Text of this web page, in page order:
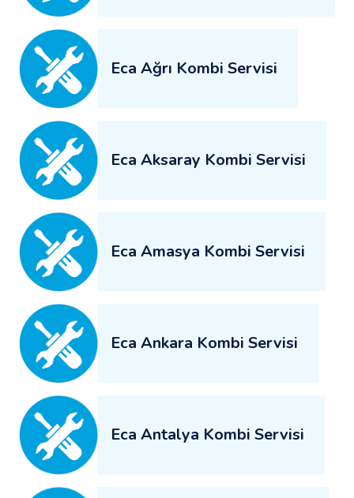
Eca Ağrı Kombi Servisi
Eca Aksaray Kombi Servisi
Eca Amasya Kombi Servisi
Eca Ankara Kombi Servisi
Eca Antalya Kombi Servisi